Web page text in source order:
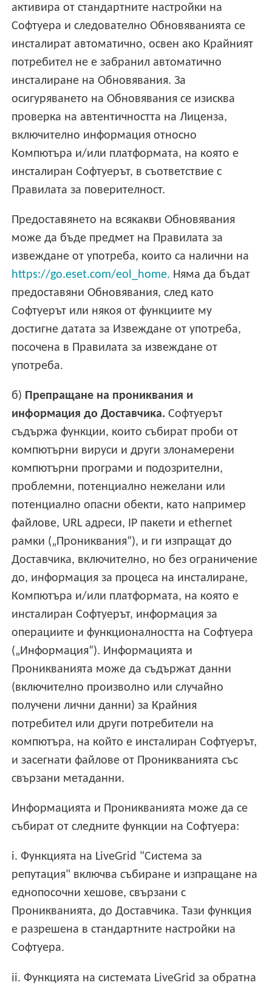
активира от стандартните настройки на
Софтуера и следователно Обновяванията се
инсталират автоматично, освен ако Крайният
потребител не е забранил автоматично
инсталиране на Обновявания. За
осигуряването на Обновявания се изисква
проверка на автентичността на Лиценза,
включително информация относно
Компютъра и/или платформата, на която е
инсталиран Софтуерът, в съответствие с
Правилата за поверителност.
Предоставянето на всякакви Обновявания
може да бъде предмет на Правилата за
извеждане от употреба, които са налични на
https://go.eset.com/eol_home. Няма да бъдат
предоставяни Обновявания, след като
Софтуерът или някоя от функциите му
достигне датата за Извеждане от употреба,
посочена в Правилата за извеждане от
употреба.
б) Препращане на прониквания и
информация до Доставчика. Софтуерът
съдържа функции, които събират проби от
компютърни вируси и други злонамерени
компютърни програми и подозрителни,
проблемни, потенциално нежелани или
потенциално опасни обекти, като например
файлове, URL адреси, IP пакети и ethernet
рамки („Прониквания“), и ги изпращат до
Доставчика, включително, но без ограничение
до, информация за процеса на инсталиране,
Компютъра и/или платформата, на която е
инсталиран Софтуерът, информация за
операциите и функционалността на Софтуера
(„Информация“). Информацията и
Проникванията може да съдържат данни
(включително произволно или случайно
получени лични данни) за Крайния
потребител или други потребители на
компютъра, на който е инсталиран Софтуерът,
и засегнати файлове от Проникванията със
свързани метаданни.
Информацията и Проникванията може да се
събират от следните функции на Софтуера:
i. Функцията на LiveGrid "Система за
репутация" включва събиране и изпращане на
еднопосочни хешове, свързани с
Проникванията, до Доставчика. Тази функция
е разрешена в стандартните настройки на
Софтуера.
ii. Функцията на системата LiveGrid за обратна